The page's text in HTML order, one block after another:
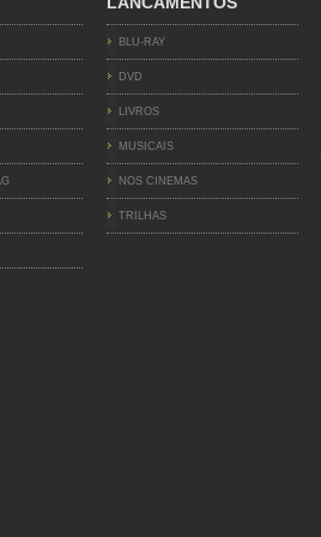
BLU-RAY
DVD
LIVROS
MUSICAIS
NOS CINEMAS
TRILHAS